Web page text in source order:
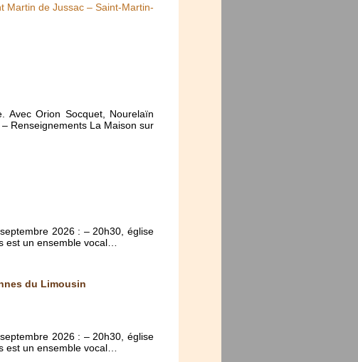
Martin de Jussac – Saint-Martin-
Avec Orion Socquet, Nourelaïn
Renseignements La Maison sur
2026 : – 20h30, église
est un ensemble vocal…
du Limousin
2026 : – 20h30, église
est un ensemble vocal…